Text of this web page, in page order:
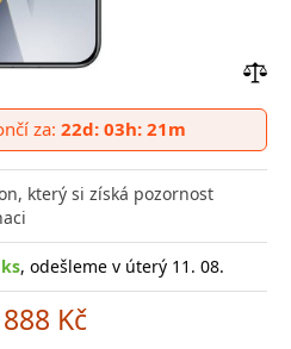
do
za: 22d: 03h: 21m
který si získá pozornost
, odešleme v úterý 11. 08.
Kč